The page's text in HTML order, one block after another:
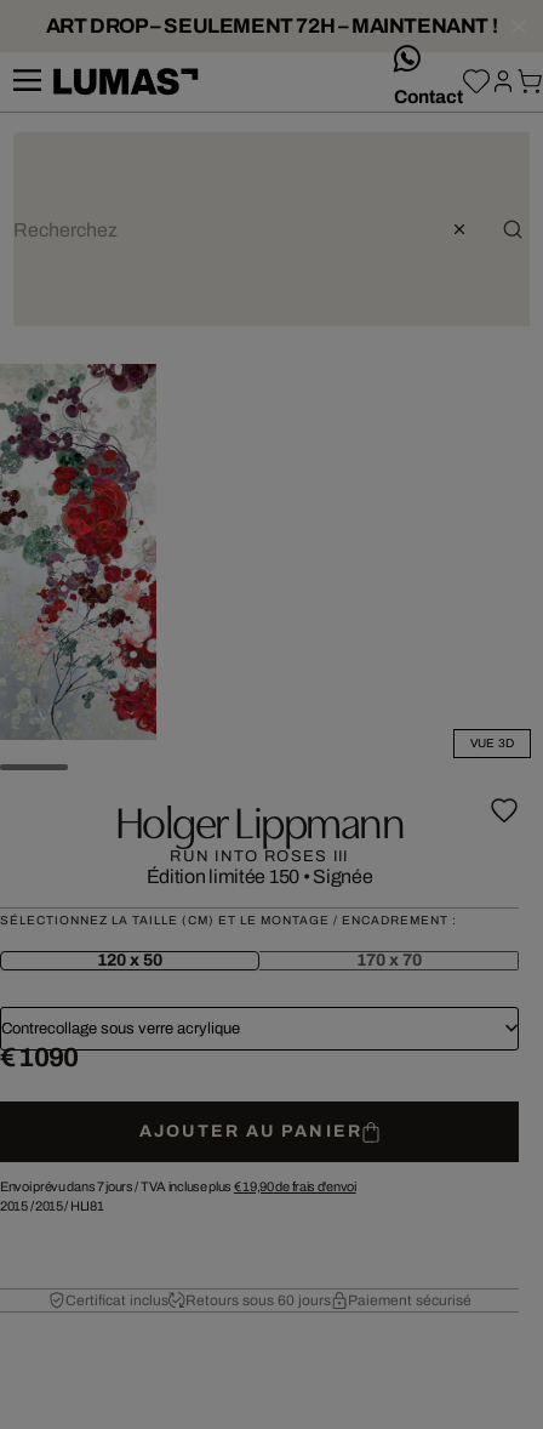
ART DROP – SEULEMENT 72H – MAINTENANT !
Contact
VUE 3D
Holger Lippmann
RUN INTO ROSES III
Édition limitée 150 • Signée
SÉLECTIONNEZ LA TAILLE (CM) ET LE MONTAGE / ENCADREMENT :
120 x 50 170 x 70
Contrecollage sous verre acrylique
€ 1 090
AJOUTER AU PANIER
Envoi prévu dans 7 jours /TVA incluse plus € 19,90de frais d'envoi
2015/2015/ HLI81
Certificat inclus Retours sous 60 jours Paiement sécurisé